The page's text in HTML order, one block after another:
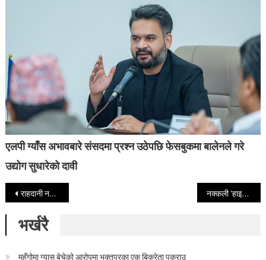
एलपी ग्याँस अभावबारे संसदमा प्रश्न उठेपछि फेसबुकमा बालेनले गरे
उद्योग सुधारेको दावी
Post navigation
राहदानी नवीकरण गर्न जाँदा खुल्यो दोहोरो नागरिकताको रहस्य नक्कली ‘हाइब्रिड’ घोषणा गरी विलासी गाडी आयात, करोडौँ राजस्व छली खुलेपछि कारबाही
भर्खरै
महँगोमा ग्यास बेचेको आरोपमा भक्तपुरका एक बिक्रेता पक्राउ